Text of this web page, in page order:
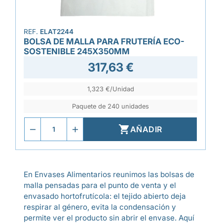
REF. ELAT2244
BOLSA DE MALLA PARA FRUTERÍA ECO-
SOSTENIBLE 245X350MM
317,63 €
1,323 €/Unidad
Paquete de 240 unidades
AÑADIR
En Envases Alimentarios reunimos las bolsas de
malla pensadas para el punto de venta y el
envasado hortofrutícola: el tejido abierto deja
respirar al género, evita la condensación y
permite ver el producto sin abrir el envase. Aquí